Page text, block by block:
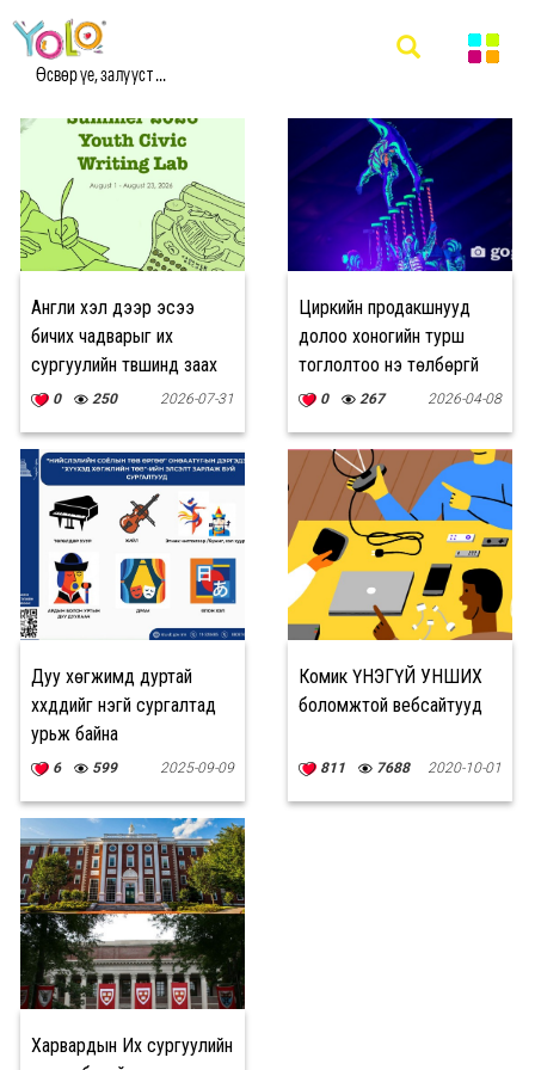
Өсвөр үе, залууст ...
#ҮНЭГҮЙ МЭДЭЭ
Англи хэл дээр эсээ
бичих чадварыг их
сургуулийн түвшинд заах
сургалт эхэллээ
0 250 2026-07-31
Циркийн продакшнууд
долоо хоногийн турш
тоглолтоо үнэ төлбөргүй
тоглоно
0 267 2026-04-08
Дуу хөгжимд дуртай
хүүхдүүдийг үнэгүй сургалтад
урьж байна
6 599 2025-09-09
Комик ҮНЭГҮЙ УНШИХ
боломжтой вебсайтууд
811 7688 2020-10-01
Харвардын Их сургуулийн